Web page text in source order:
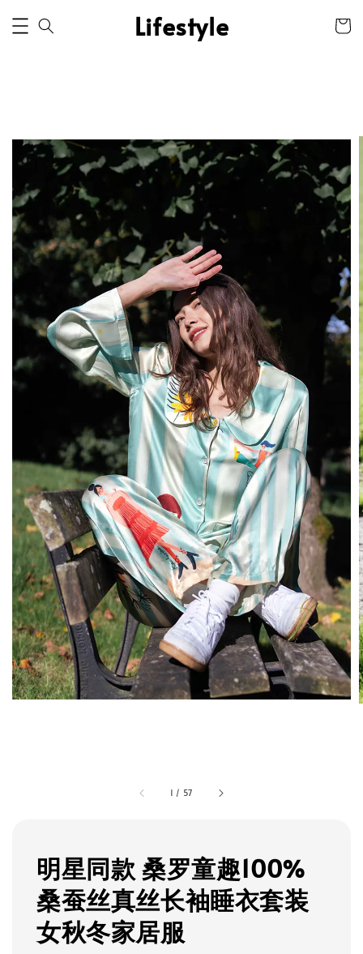
Lifestyle
1 / 57
明星同款 桑罗童趣100%
桑蚕丝真丝长袖睡衣套装
女秋冬家居服